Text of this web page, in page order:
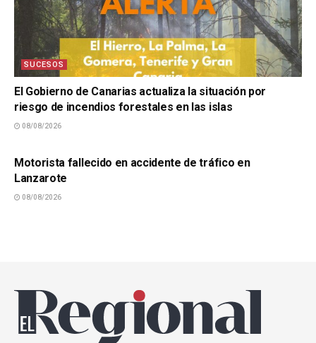
SUCESOS
El Gobierno de Canarias actualiza la situación por
riesgo de incendios forestales en las islas
08/08/2026
Motorista fallecido en accidente de tráfico en
Lanzarote
08/08/2026